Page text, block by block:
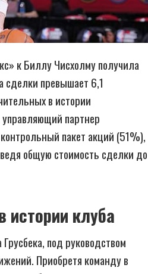
к Биллу Чисхолму получила
сделки превышает 6,1
в истории
партнер
пакет акций (51%),
общую стоимость сделки до
истории клуба
под руководством
Приобретя команду в